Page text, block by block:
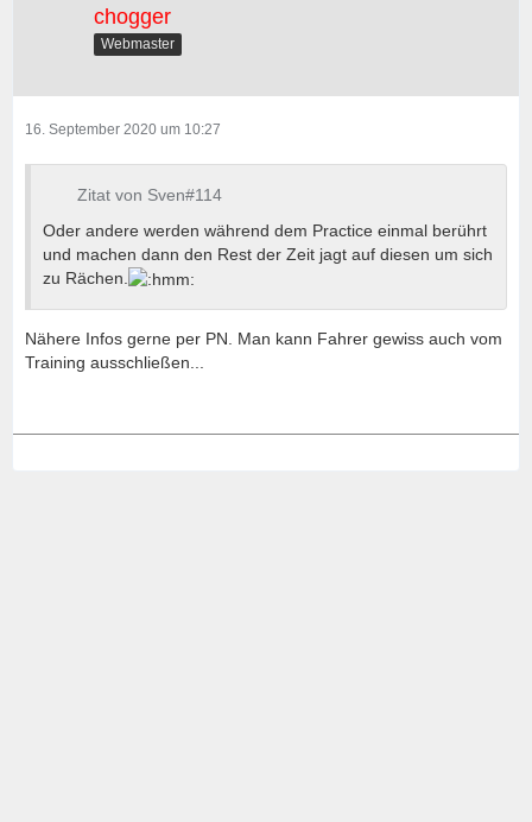
chogger
Webmaster
16. September 2020 um 10:27
Zitat von Sven#114
Oder andere werden während dem Practice einmal berührt
und machen dann den Rest der Zeit jagt auf diesen um sich
zu Rächen.
Nähere Infos gerne per PN. Man kann Fahrer gewiss auch vom
Training ausschließen...